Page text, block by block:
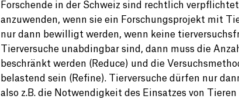
Forschende in der Schweiz sind rechtlich
anzuwenden, wenn sie ein Forschungsprojekt mit
nur dann bewilligt werden, wenn keine
Tierversuche unabdingbar sind, dann muss die
beschränkt werden (Reduce) und die
belastend sein (Refine). Tierversuche dürfen nur
also z.B. die Notwendigkeit des Einsatzes von